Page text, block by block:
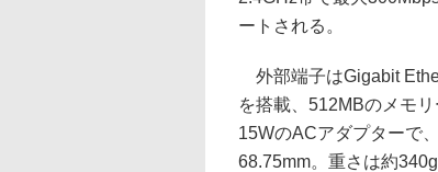
ートされる。
外部端子はGigabit
を搭載、512MBのメモ
15WのACアダプターで
68.75mm。重さは約340g